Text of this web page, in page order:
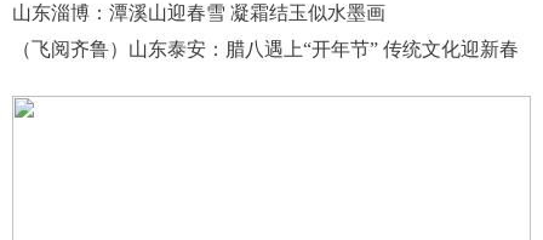
山东淄博：潭溪山迎春雪 凝霜结玉似水墨画
（飞阅齐鲁）山东泰安：腊八遇上“开年节” 传统文化迎新春